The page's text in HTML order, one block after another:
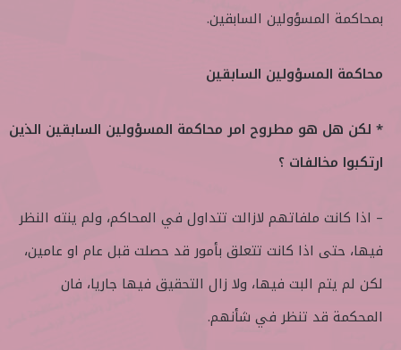
بمحاكمة المسؤولين السابقين.
محاكمة المسؤولين السابقين
* لكن هل هو مطروح امر محاكمة المسؤولين السابقين الذين
ارتكبوا مخالفات ؟
– اذا كانت ملفاتهم لازالت تتداول في المحاكم، ولم ينته النظر
فيها، حتى اذا كانت تتعلق بأمور قد حصلت قبل عام او عامين،
لكن لم يتم البت فيها، ولا زال التحقيق فيها جاريا، فان
المحكمة قد تنظر في شأنهم.